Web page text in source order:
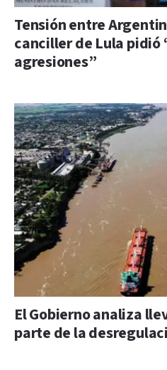
Tensión entre
canciller de Lula pidió
agresiones”
El Gobierno analiza
parte de la